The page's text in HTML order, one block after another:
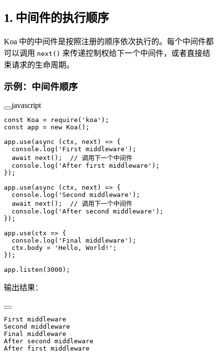
1. 中间件的执行顺序
Koa 中的中间件是按照注册的顺序依次执行的。每个中间件都
可以调用 next() 来传递控制权给下一个中间件，或者直接结
束请求的生命周期。
示例：中间件顺序
javascript
const Koa = require ( 'koa' );
const app = new Koa ();
app. use ( async ( ctx , next ) => {
  console.
log ( 'First middleware' );
  await
next (); // 调用下一个中间件
  console.
log ( 'After first middleware' );
});
app. use ( async ( ctx , next ) => {
  console.
log ( 'Second middleware' );
  await
next (); // 调用下一个中间件
  console.
log ( 'After second middleware' );
});
app. use ( ctx => {
  console.
log ( 'Final middleware' );
  ctx.body
= 'Hello, World!' ;
});
app. listen ( 3000 );
输出结果：
First middleware
Second middleware
Final middleware
After second middleware
After first middleware